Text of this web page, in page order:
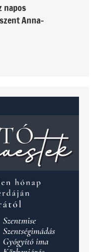
napos
Anna-